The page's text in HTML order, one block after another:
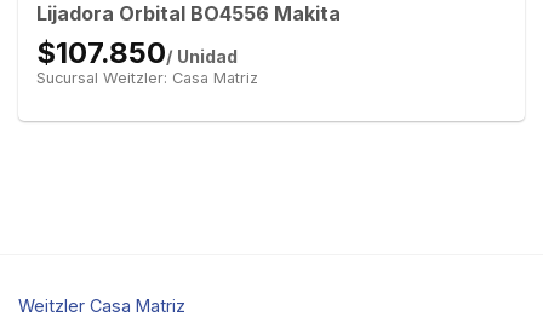
Lijadora Orbital BO4556 Makita
$107.850/ Unidad
Sucursal Weitzler: Casa Matriz
Weitzler Casa Matriz